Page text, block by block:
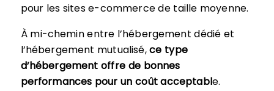
pour les sites e-commerce de taille moyenne.
À mi-chemin entre l’hébergement dédié et
l’hébergement mutualisé,ce type
d’hébergement offre de bonnes
performances pour un coût acceptable.